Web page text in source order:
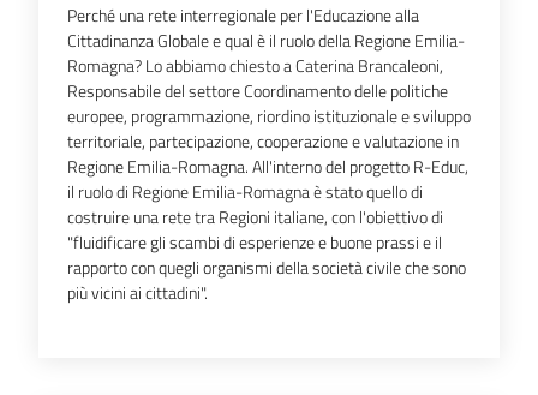
Perché una rete interregionale per l'Educazione alla
Cittadinanza Globale e qual è il ruolo della Regione Emilia-
Romagna? Lo abbiamo chiesto a Caterina Brancaleoni,
Responsabile del settore Coordinamento delle politiche
europee, programmazione, riordino istituzionale e sviluppo
territoriale, partecipazione, cooperazione e valutazione in
Regione Emilia-Romagna. All'interno del progetto R-Educ,
il ruolo di Regione Emilia-Romagna è stato quello di
costruire una rete tra Regioni italiane, con l'obiettivo di
"fluidificare gli scambi di esperienze e buone prassi e il
rapporto con quegli organismi della società civile che sono
più vicini ai cittadini".